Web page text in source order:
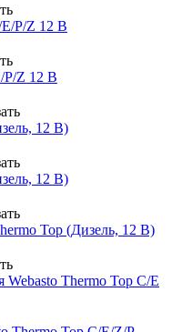
P/Z 12 B
P/Z 12 В
12 В)
12 В)
Top (Дизель, 12 В)
Thermo Top C/E